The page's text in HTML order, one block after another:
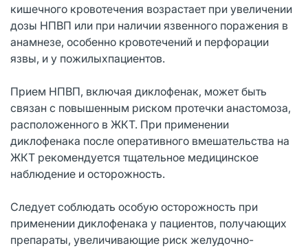
кишечного кровотечения возрастает при увеличении
дозы НПВП или при наличии язвенного поражения в
анамнезе, особенно кровотечений и перфорации
язвы, и у пожилыхпациентов.
Прием НПВП, включая диклофенак, может быть
связан с повышенным риском протечки анастомоза,
расположенного в ЖКТ. При применении
диклофенака после оперативного вмешательства на
ЖКТ рекомендуется тщательное медицинское
наблюдение и осторожность.
Следует соблюдать особую осторожность при
применении диклофенака у пациентов, получающих
препараты, увеличивающие риск желудочно-